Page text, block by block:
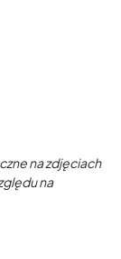
na zdjęciach
na